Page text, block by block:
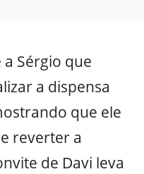
Sérgio que
a dispensa
que ele
reverter a
de Davi leva